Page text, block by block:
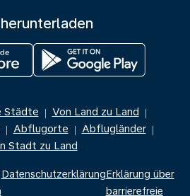
Städte | Von Land zu Land |
| Abflugorte | Abflugländer |
Stadt zu Land
DatenschutzerklärungErklärung über
barrierefreie